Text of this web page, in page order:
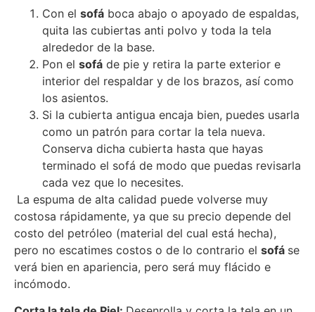
Con el sofá boca abajo o apoyado de espaldas,
quita las cubiertas anti polvo y toda la tela
alrededor de la base.
Pon el sofá de pie y retira la parte exterior e
interior del respaldar y de los brazos, así como
los asientos.
Si la cubierta antigua encaja bien, puedes usarla
como un patrón para cortar la tela nueva.
Conserva dicha cubierta hasta que hayas
terminado el sofá de modo que puedas revisarla
cada vez que lo necesites.
La espuma de alta calidad puede volverse muy
costosa rápidamente, ya que su precio depende del
costo del petróleo (material del cual está hecha),
pero no escatimes costos o de lo contrario el sofá se
verá bien en apariencia, pero será muy flácido e
incómodo.